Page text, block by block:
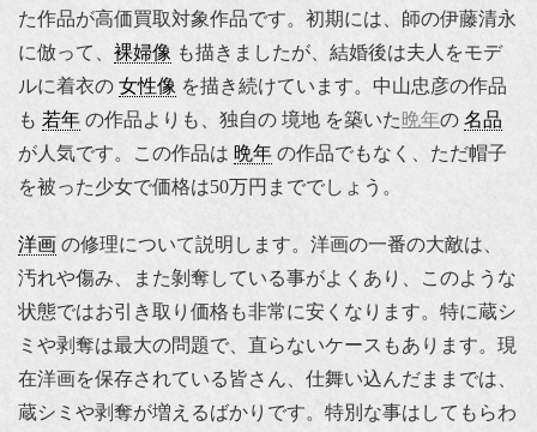
た作品が高価買取対象作品です。初期には、師の伊藤清永
に倣って、 裸婦像 も描きましたが、結婚後は夫人をモデ
ルに着衣の 女性像 を描き続けています。中山忠彦の作品
も 若年 の作品よりも、独自の 境地 を築いた晩年の 名品
が人気です。この作品は 晩年 の作品でもなく、ただ帽子
を被った少女で価格は50万円まででしょう。
洋画 の修理について説明します。洋画の一番の大敵は、
汚れや傷み、また剝奪している事がよくあり、このような
状態ではお引き取り価格も非常に安くなります。特に蔵シ
ミや剥奪は最大の問題で、直らないケースもあります。現
在洋画を保存されている皆さん、仕舞い込んだままでは、
蔵シミや剥奪が増えるばかりです。特別な事はしてもらわ